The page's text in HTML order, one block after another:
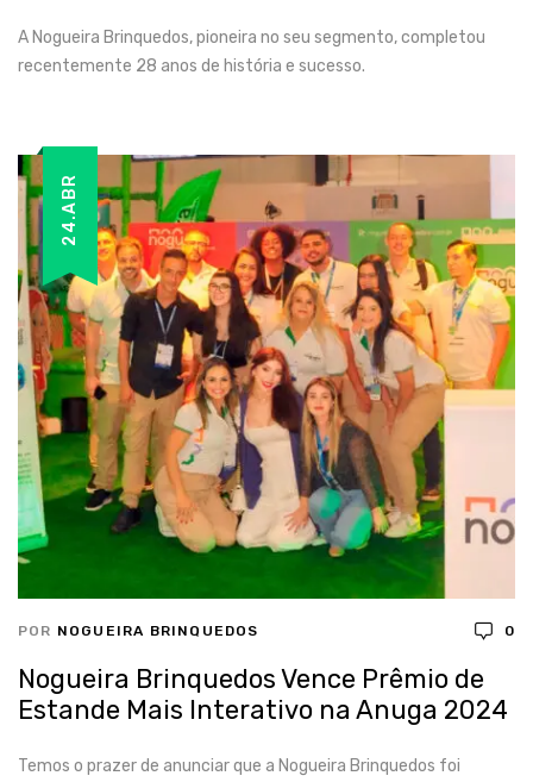
A Nogueira Brinquedos, pioneira no seu segmento, completou
recentemente 28 anos de história e sucesso.
24.ABR
POR NOGUEIRA BRINQUEDOS 0
Nogueira Brinquedos Vence Prêmio de
Estande Mais Interativo na Anuga 2024
Temos o prazer de anunciar que a Nogueira Brinquedos foi